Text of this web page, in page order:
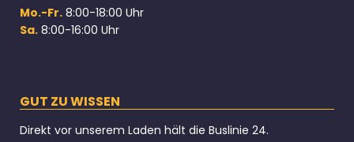
Mo.-Fr. 8:00-18:00 Uhr
Sa. 8:00-16:00 Uhr
GUT ZU WISSEN
Direkt vor unserem Laden hält die Buslinie 24.